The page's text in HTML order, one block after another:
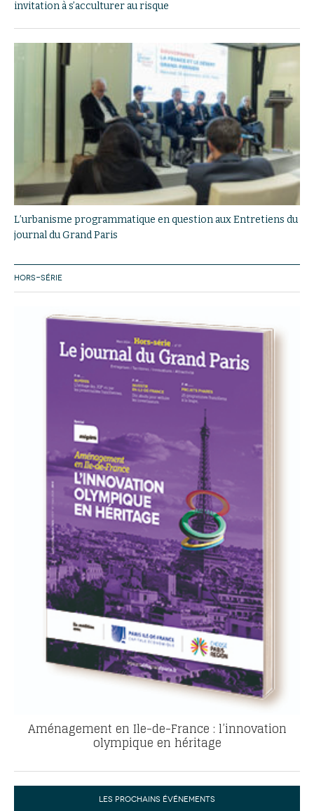
invitation à s’acculturer au risque
L’urbanisme programmatique en question aux Entretiens du
journal du Grand Paris
HORS-SÉRIE
Aménagement en Ile-de-France : l’innovation
olympique en héritage
LES PROCHAINS ÉVÉNEMENTS